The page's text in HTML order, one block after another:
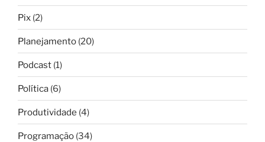
Pix (2)
Planejamento (20)
Podcast (1)
Política (6)
Produtividade (4)
Programação (34)